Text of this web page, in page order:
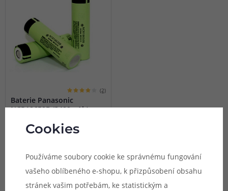
(2)
Baterie Panasonic
NCR18650B (3400mAh)
proud 6,8 A, balení 1 ks, určeno
Japonsku.
Skladem na 5 prodejnách
Cookies
Používáme soubory cookie ke správnému fungování
vašeho oblíbeného e-shopu, k přizpůsobení obsahu
stránek vašim potřebám, ke statistickým a